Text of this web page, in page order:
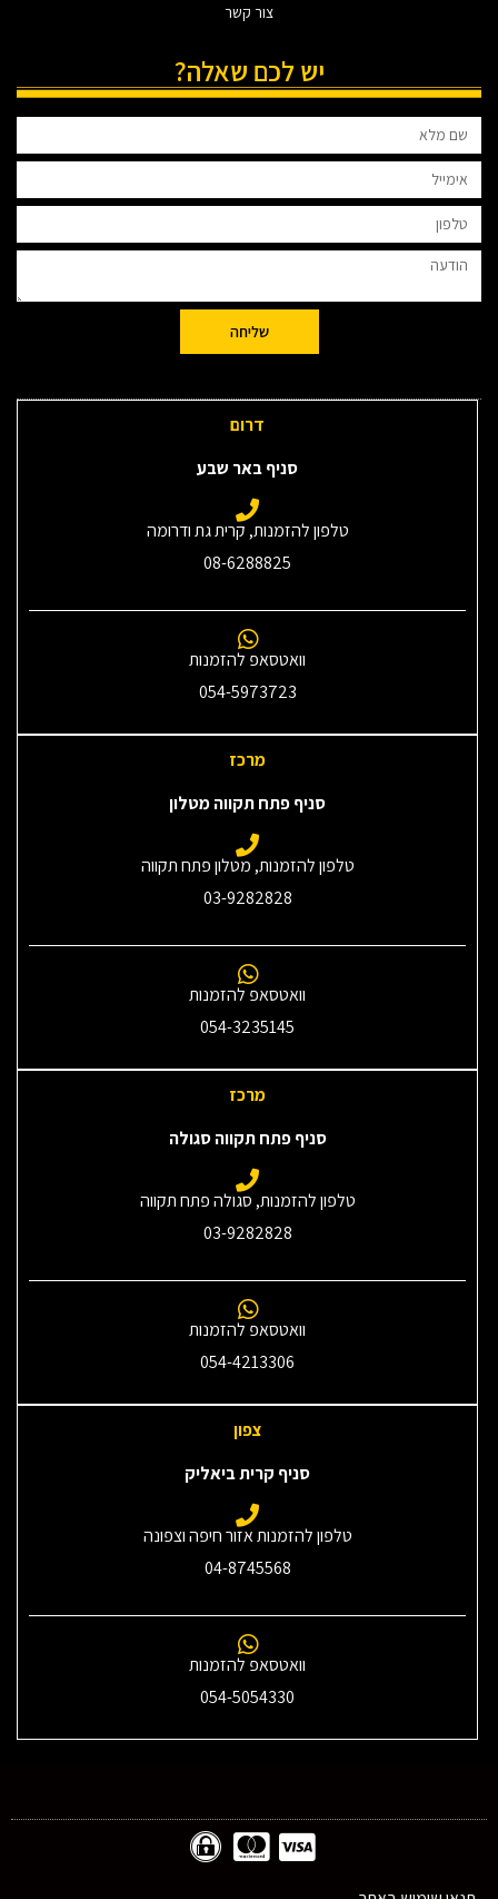
צור קשר
יש לכם שאלה?
שליחה
דרום
סניף באר שבע
טלפון להזמנות, קרית גת ודרומה
08-6288825
וואטסאפ להזמנות
054-5973723
מרכז
סניף פתח תקווה מטלון
טלפון להזמנות, מטלון פתח תקווה
03-9282828
וואטסאפ להזמנות
054-3235145‎
מרכז
סניף פתח תקווה סגולה
טלפון להזמנות, סגולה פתח תקווה
03-9282828
וואטסאפ להזמנות
054-4213306
צפון
סניף קרית ביאליק
טלפון להזמנות אזור חיפה וצפונה
04-8745568
וואטסאפ להזמנות
054-5054330